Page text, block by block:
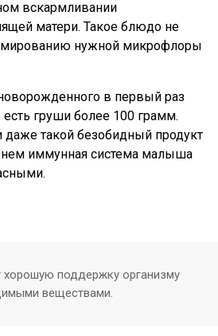
вскармливании
матери. Такое блюдо не
нужной микрофлоры
в первый раз
груши более 100 грамм.
даже такой безобидный продукт
иммунная система малыша
поддержку организму
веществами.